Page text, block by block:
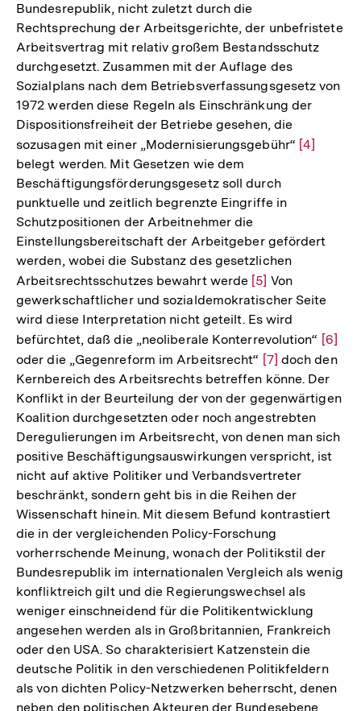
Bundesrepublik, nicht zuletzt durch die
Rechtsprechung der Arbeitsgerichte, der unbefristete
Arbeitsvertrag mit relativ großem Bestandsschutz
durchgesetzt. Zusammen mit der Auflage des
Sozialplans nach dem Betriebsverfassungsgesetz von
1972 werden diese Regeln als Einschränkung der
Dispositionsfreiheit der Betriebe gesehen, die
sozusagen mit einer „Modernisierungsgebühr“ Zur
[4]
belegt werden. Mit Gesetzen wie dem
Beschäftigungsförderungsgesetz soll durch
punktuelle und zeitlich begrenzte Eingriffe in
Schutzpositionen der Arbeitnehmer die
Einstellungsbereitschaft der Arbeitgeber gefördert
werden, wobei die Substanz des gesetzlichen
Arbeitsrechtsschutzes bewahrt werde Zur
Auflösung
der
Fußnote
[5] Von
gewerkschaftlicher und sozialdemokratischer Seite
wird diese Interpretation nicht geteilt. Es wird
befürchtet, daß die „neoliberale Konterrevolution“ Zur
der
[6]
oder die „Gegenreform im Arbeitsrecht“ Zur
Auflösung
der
Fußnote
[7] doch den
Kernbereich des Arbeitsrechts betreffen könne. Der
Konflikt in der Beurteilung der von der gegenwärtigen
Koalition durchgesetzten oder noch angestrebten
Deregulierungen im Arbeitsrecht, von denen man sich
positive Beschäftigungsauswirkungen verspricht, ist
nicht auf aktive Politiker und Verbandsvertreter
beschränkt, sondern geht bis in die Reihen der
Wissenschaft hinein. Mit diesem Befund kontrastiert
die in der vergleichenden Policy-Forschung
vorherrschende Meinung, wonach der Politikstil der
Bundesrepublik im internationalen Vergleich als wenig
konfliktreich gilt und die Regierungswechsel als
weniger einschneidend für die Politikentwicklung
angesehen werden als in Großbritannien, Frankreich
oder den USA. So charakterisiert Katzenstein die
deutsche Politik in den verschiedenen Politikfeldern
als von dichten Policy-Netzwerken beherrscht, denen
neben den politischen Akteuren der Bundesebene